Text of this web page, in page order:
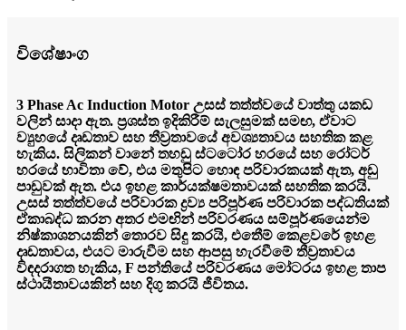
විශේෂාංග
3 Phase Ac Induction Motor උසස් තත්ත්වයේ වාත්තු යකඩ
වලින් සාදා ඇත. ප්‍රශස්ත ඉදිකිරීම් සැලසුමක් සමඟ, ඒවාට
ව්‍යුහයේ දෘඩතාව සහ තීව්‍රතාවයේ අවශ්‍යතාවය සහතික කළ
හැකිය. සිලිකන් වානේ තහඩු ස්ටටෝර හරයේ සහ රෝටර්
හරයේ භාවිතා වේ, එය මතුපිට හොඳ පරිවාරකයක් ඇත, අඩු
පාඩුවක් ඇත. එය ඉහළ කාර්යක්ෂමතාවයක් සහතික කරයි.
උසස් තත්ත්වයේ පරිවාරක ද්‍රව්‍ය පරිපූර්ණ පරිවාරක පද්ධතියක්
ඒකාබද්ධ කරන අතර එමඟින් පරිවරණය සම්පූර්ණයෙන්ම
නිෂ්කාශනයකින් තොරව සිදු කරයි, එතීෙම් කෙළවරේ ඉහළ
දෘඩතාවය, එයට මාරුවීම සහ ආපසු හැරවීමේ තීව්‍රතාවය
විඳදරාගත හැකිය, F පන්තියේ පරිවරණය මෝටරය ඉහළ තාප
ස්ථායීතාවයකින් සහ දිගු කරයි ජීවිතය.